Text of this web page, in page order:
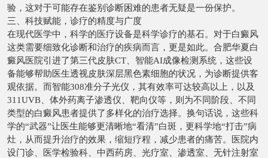
验，这对于可能存在鉴别诊断困难的患者无疑是一份保护。
三、科技赋能，诊疗的精度与广度
在现代医学中，科学的医疗设备是科学诊疗的基石。对于白癜风
这类需要细致化诊断和治疗的疾病而言，更是如此。合肥华夏白
癜风医院引进了第三代皮肤CT、智能AI成像检测系统，这些设
备能够帮助医生透视皮肤深层黑色素细胞的状况，为诊断提供客
观依据。而智能308准分子光仪，其有效率可达较高以上，以及
311UVB、体外药离子渗透仪、靶向仪等，则为不同阶段、不同
类型的白癜风患者提供了多样化的治疗选择。换句话说，这些科
学的“武器”让医生能够更清晰地“看清”白斑，更科学地“打击”病
灶，从而提升治疗的效果，缩短疗程，减少患者的痛苦。医院内
设门诊、医学检验科、中西药房、光疗室、渗透室、无针注射室